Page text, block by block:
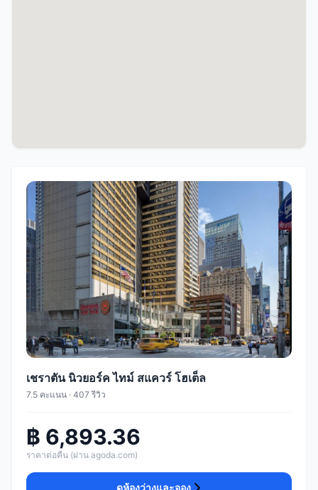
เชราตัน นิวยอร์ค ไทม์ สแควร์ โฮเต็ล
7.5 คะแนน · 407 รีวิว
฿ 6,893.36
ราคาต่อคืน (ผ่าน agoda.com)